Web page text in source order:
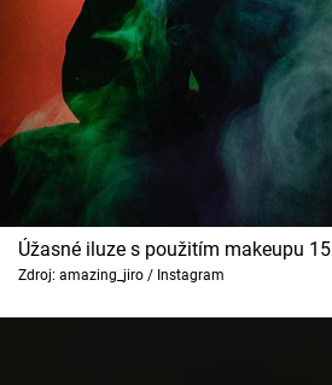
Úžasné iluze s použitím makeupu 15
Zdroj: amazing_jiro / Instagram